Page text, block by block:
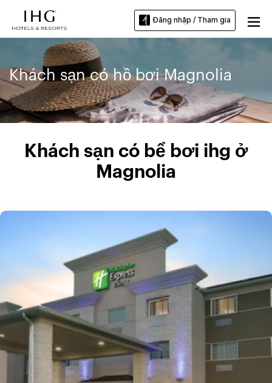
Đăng nhập / Tham gia
Khách sạn có hồ bơi Magnolia
Khách sạn có bể bơi ihg ở
Magnolia